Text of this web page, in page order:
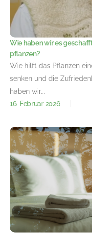
Wie haben wir es
pflanzen?
Wie hilft das Pflanzen
senken und die
haben wir...
16. Februar 2026